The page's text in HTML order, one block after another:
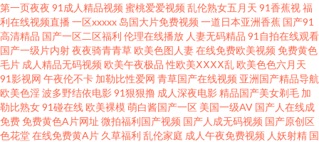
女性交开包 亚洲色图28 91大赛福利视频 97爽片 91茄子老司机 亚洲特黄 伪
娘自慰 亚洲国产精品久久 97福利社 91网站免费入口 超碰伊人97 大香蕉伊人
毛 东京热九九综合部 巨乳探花 日韩中文三级 少妇一二区 四虎黄色片电影院
亚洲黑料区 伊人成人大香蕉 女同操操操操 国产精品群交 福利影院在线观看
第一页夜夜 91成人精品视频 蜜桃爱爱视频 乱伦熟女五月天 91香蕉视福
利在线视频直播 一区xxxxx 岛国大片免费视频 一道日本亚洲香蕉 国产91
高清精品 国产一区二区福利 伦理在线播放 人妻无码精品 91自拍在线观看
国产一级片内射夜夜骑青青草欧美色图人妻在线免费欧美视频 免费黄色
毛片 成人精品无码视频 欧美午夜极品 性欧美ⅩⅩⅩⅩ乱欧美色色六月天
91影视网 午夜伦不卡 加勒比性爱网 青草国产在线视频 亚洲国产精品导航
欧美色淫波多野结依电影91狠狠撸 成人深夜电影精品国产美女剃毛 加
勒比熟女91碰在线欧美裸模萌白酱国产一区 美国一级AV 国产人在线成
免费免费黄色A片网址 微拍福利国产视频 国产人成无码视频 国产原创区
色花堂在线免费黄A片 久草福利 乱伦家庭 成人午夜免费视频 人妖射精 国